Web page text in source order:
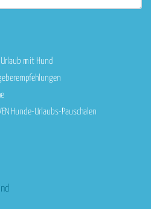
Urlaub mit Hund
Hunde-Urlaubs-Pauschalen